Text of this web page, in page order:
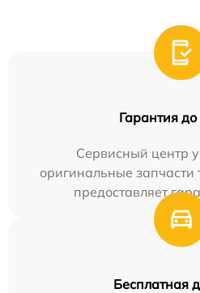
Гарантия до
Сервисный центр
оригинальные запчасти
предоставляет
Бесплатная